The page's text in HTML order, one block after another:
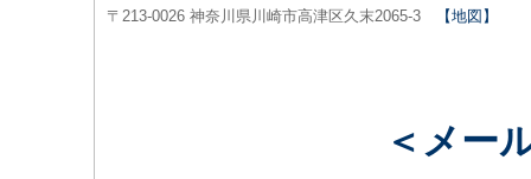
〒213-0026 神奈川県川崎市高津区久末2065-3 【地図】
＜メー